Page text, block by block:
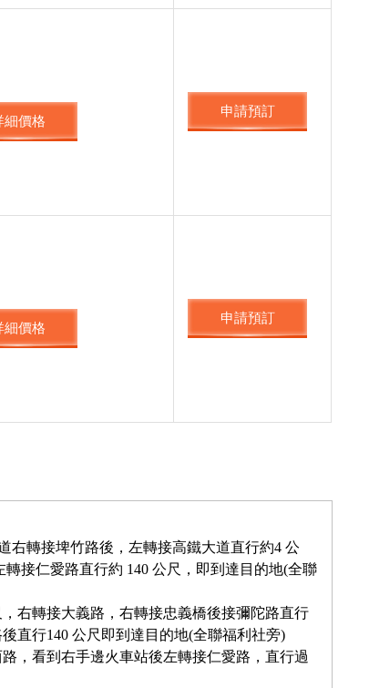
細價格
申請預訂
細價格
申請預訂
右轉接埤竹路後，左轉接高鐵大道直行約4 公
接仁愛路直行約 140 公尺，即到達目的地(全聯
右轉接大義路，右轉接忠義橋後接彌陀路直行
直行140 公尺即到達目的地(全聯福利社旁)
，看到右手邊火車站後左轉接仁愛路，直行過